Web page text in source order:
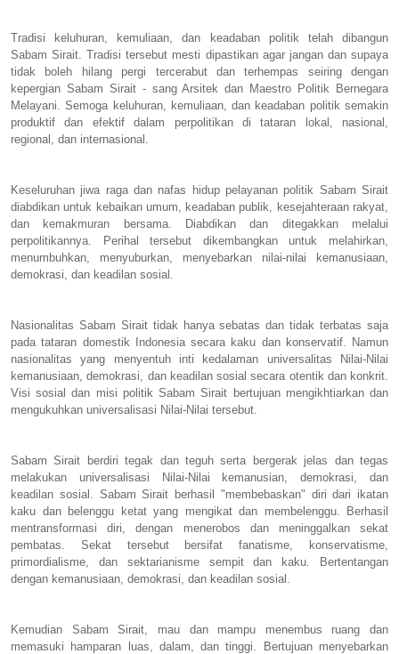
Tradisi keluhuran, kemuliaan, dan keadaban politik telah dibangun
Sabam Sirait. Tradisi tersebut mesti dipastikan agar jangan dan supaya
tidak boleh hilang pergi tercerabut dan terhempas seiring dengan
kepergian Sabam Sirait - sang Arsitek dan Maestro Politik Bernegara
Melayani. Semoga keluhuran, kemuliaan, dan keadaban politik semakin
produktif dan efektif dalam perpolitikan di tataran lokal, nasional,
regional, dan internasional.
Keseluruhan jiwa raga dan nafas hidup pelayanan politik Sabam Sirait
diabdikan untuk kebaikan umum, keadaban publik, kesejahteraan rakyat,
dan kemakmuran bersama. Diabdikan dan ditegakkan melalui
perpolitikannya. Perihal tersebut dikembangkan untuk melahirkan,
menumbuhkan, menyuburkan, menyebarkan nilai-nilai kemanusiaan,
demokrasi, dan keadilan sosial.
Nasionalitas Sabam Sirait tidak hanya sebatas dan tidak terbatas saja
pada tataran domestik Indonesia secara kaku dan konservatif. Namun
nasionalitas yang menyentuh inti kedalaman universalitas Nilai-Nilai
kemanusiaan, demokrasi, dan keadilan sosial secara otentik dan konkrit.
Visi sosial dan misi politik Sabam Sirait bertujuan mengikhtiarkan dan
mengukuhkan universalisasi Nilai-Nilai tersebut.
Sabam Sirait berdiri tegak dan teguh serta bergerak jelas dan tegas
melakukan universalisasi Nilai-Nilai kemanusian, demokrasi, dan
keadilan sosial. Sabam Sirait berhasil "membebaskan" diri dari ikatan
kaku dan belenggu ketat yang mengikat dan membelenggu. Berhasil
mentransformasi diri, dengan menerobos dan meninggalkan sekat
pembatas. Sekat tersebut bersifat fanatisme, konservatisme,
primordialisme, dan sektarianisme sempit dan kaku. Bertentangan
dengan kemanusiaan, demokrasi, dan keadilan sosial.
Kemudian Sabam Sirait, mau dan mampu menembus ruang dan
memasuki hamparan luas, dalam, dan tinggi. Bertujuan menyebarkan